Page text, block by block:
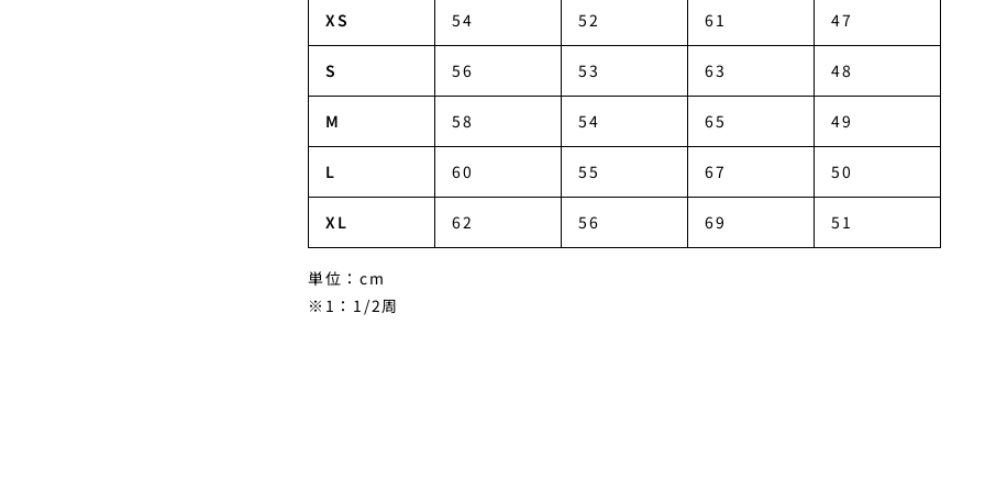
XS 54 52 61 47
S 56 53 63 48
M 58 54 65 49
L 60 55 67 50
XL 62 56 69 51
単位：cm
※1：1/2周